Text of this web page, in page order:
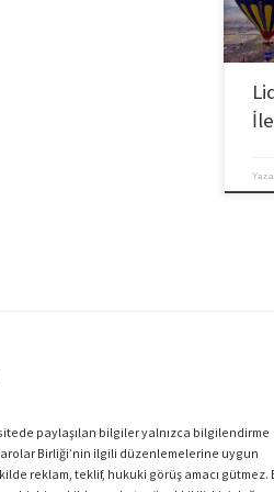
akışı
paylaşılan bilgiler yalnızca bilgilendirme
Birliği’nin ilgili düzenlemelerine uygun
reklam, teklif, hukuki görüş amacı gütmez.